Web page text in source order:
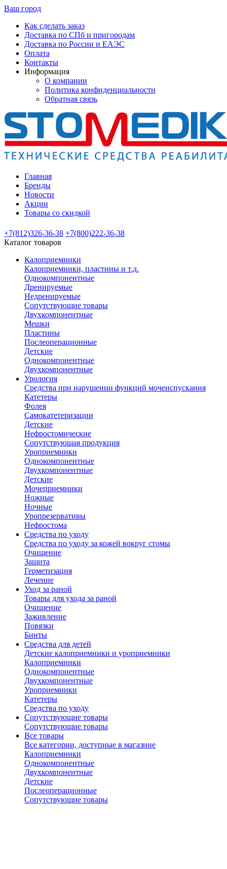
Ваш город
Как сделать заказ
Доставка по СПб и пригородам
Доставка по России и ЕАЭС
Оплата
Контакты
Информация
О компании
Политика конфиденциальности
Обратная связь
Главная
Бренды
Новости
Акции
Товары со скидкой
+7(812)326-36-38 +7(800)222-36-38
Каталог товаров
Калоприемники
Калоприемники, пластины и т.д.
Однокомпонентные
Дренируемые
Недренируемые
Сопутствующие товары
Двухкомпонентные
Мешки
Пластины
Послеоперационные
Детские
Однокомпонентные
Двухкомпонентные
Урология
Средства при нарушении функций мочеиспускания
Катетеры
Фолея
Самокатетеризации
Детские
Нефростомические
Сопутствующая продукция
Уроприемники
Однокомпонентные
Двухкомпонентные
Детские
Мочеприемники
Ножные
Ночные
Уропрезервативы
Нефростома
Средства по уходу
Средства по уходу за кожей вокруг стомы
Очищение
Защита
Герметизация
Лечение
Уход за раной
Товары для ухода за раной
Очищение
Заживление
Повязки
Бинты
Средства для детей
Детские калоприемники и уроприемники
Калоприемники
Однокомпонентные
Двухкомпонентные
Уроприемники
Катетеры
Средства по уходу
Сопутствующие товары
Сопутствующие товары
Все товары
Все категории, доступные в магазине
Калоприемники
Однокомпонентные
Двухкомпонентные
Детские
Послеоперационные
Сопутствующие товары